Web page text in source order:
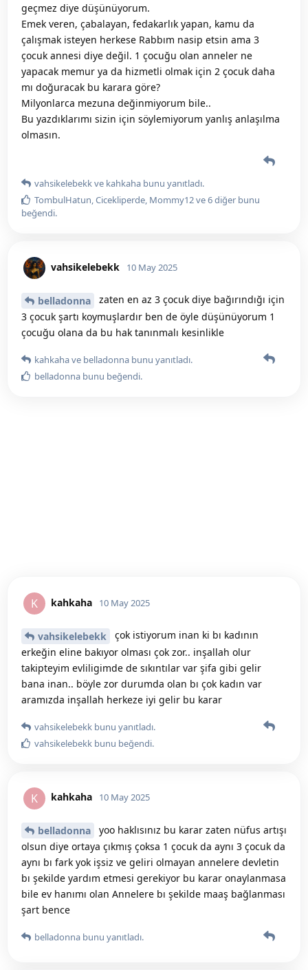
geçmez diye düşünüyorum.
Emek veren, çabalayan, fedakarlık yapan, kamu da
çalışmak isteyen herkese Rabbım nasip etsin ama 3
çocuk annesi diye değil. 1 çocuğu olan anneler ne
yapacak memur ya da hizmetli olmak için 2 çocuk daha
mı doğuracak bu karara göre?
Milyonlarca mezuna değinmiyorum bile..
Bu yazdıklarımı sizin için söylemiyorum yanlış anlaşılma
olmasın.
vahsikelebekkve kahkaha bunu yanıtladı.
TombulHatun,Cicekliperde, Mommy12ve6diğer bunu
beğendi.
vahsikelebekk 10 May 2025
belladonna
zaten en az 3 çocuk diye bağırındığı için
3 çocuk şartı koymuşlardır ben de öyle düşünüyorum 1
çocuğu olana da bu hak tanınmalı kesinlikle
kahkahave belladonna bunu yanıtladı.
belladonna bunu beğendi.
K kahkaha 10 May 2025
vahsikelebekk
çok istiyorum inan ki bı kadının
erkeğin eline bakıyor olması çok zor.. inşallah olur
takipteyim evliligimde de sıkıntılar var şifa gibi gelir
bana inan.. böyle zor durumda olan bı çok kadın var
aramızda inşallah herkeze iyi gelir bu karar
vahsikelebekk bunu yanıtladı.
vahsikelebekk bunu beğendi.
K kahkaha 10 May 2025
belladonna
yoo haklısınız bu karar zaten nüfus artışı
olsun diye ortaya çıkmış çoksa 1 çocuk da aynı 3 çocuk da
aynı bı fark yok işsiz ve geliri olmayan annelere devletin
bı şekilde yardım etmesi gerekiyor bu karar onaylanmasa
bile ev hanımı olan Annelere bı şekilde maaş bağlanması
şart bence
belladonna bunu yanıtladı.